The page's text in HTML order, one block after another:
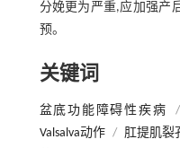
分娩更为严重,应加强产
预。
关键词
盆底功能障碍性疾病 /
Valsalva动作 / 肛提肌裂